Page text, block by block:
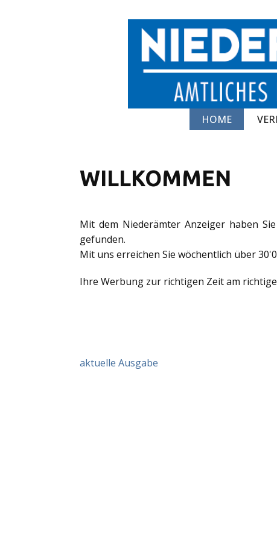
HOME
WILLKOMMEN
Mit dem Niederämter Anzeiger haben
gefunden.
Mit uns erreichen Sie wöchentlich über
Ihre Werbung zur richtigen Zeit am
aktuelle Ausgabe